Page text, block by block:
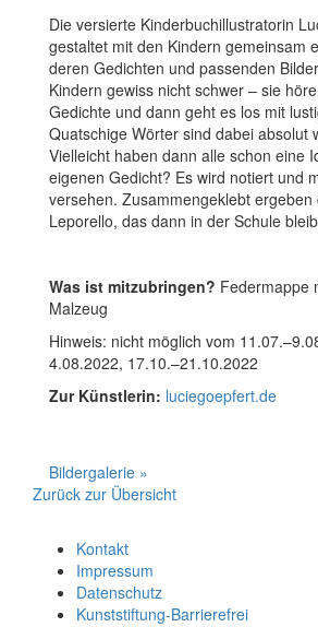
Die versierte Kinderbuchillustratorin
gestaltet mit den Kindern gemeinsam
deren Gedichten und passenden
Kindern gewiss nicht schwer – sie
Gedichte und dann geht es los mit
Quatschige Wörter sind dabei absolut
Vielleicht haben dann alle schon eine
eigenen Gedicht? Es wird notiert und
versehen. Zusammengeklebt ergeben
Leporello, das dann in der Schule
Was ist mitzubringen? Federmappe
Malzeug
Hinweis: nicht möglich vom
4.08.2022, 17.10.–21.10.2022
Zur Künstlerin: luciegoepfert.de
Bildergalerie »
Zurück zur Übersicht
Kontakt
Impressum
Datenschutz
Kunststiftung-Barrierefrei